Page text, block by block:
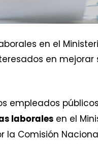
en el
en mejorar
empleados
laborales en el
Comisión